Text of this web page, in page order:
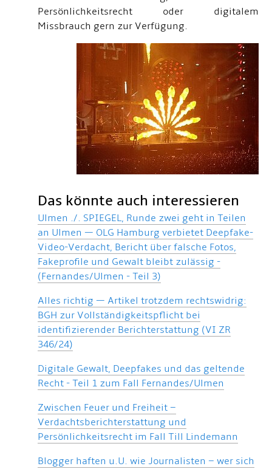
Persönlichkeitsrecht oder digitalem
Missbrauch gern zur Verfügung.
Das könnte auch interessieren
Ulmen ./. SPIEGEL, Runde zwei geht in Teilen
an Ulmen — OLG Hamburg verbietet Deepfake-
Video-Verdacht, Bericht über falsche Fotos,
Fakeprofile und Gewalt bleibt zulässig -
(Fernandes/Ulmen - Teil 3)
Alles richtig — Artikel trotzdem rechtswidrig:
BGH zur Vollständigkeitspflicht bei
identifizierender Berichterstattung (VI ZR
346/24)
Digitale Gewalt, Deepfakes und das geltende
Recht - Teil 1 zum Fall Fernandes/Ulmen
Zwischen Feuer und Freiheit –
Verdachtsberichterstattung und
Persönlichkeitsrecht im Fall Till Lindemann
Blogger haften u.U. wie Journalisten – wer sich